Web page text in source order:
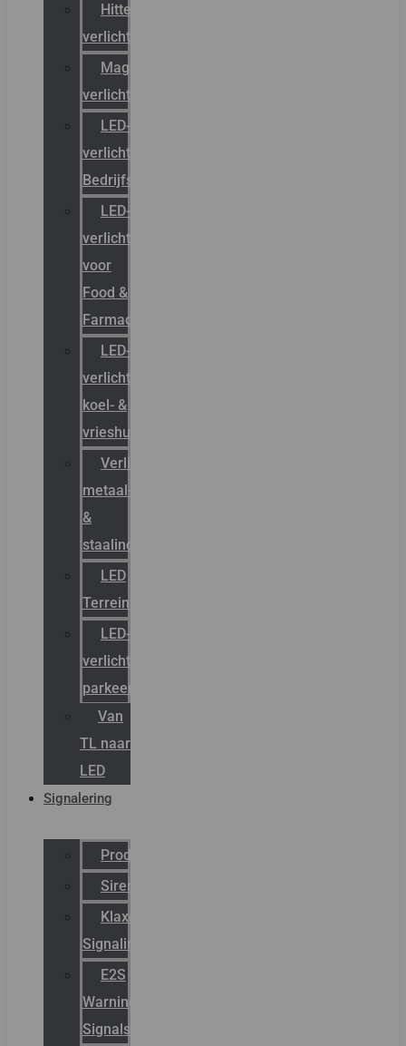
Hittebestendige
verlichting
Magazijn
verlichting
LED-
verlichting
Bedrijfshal
LED-
verlichting
voor
Food &
Farmacie
LED-
verlichting
koel- &
vrieshuizen
Verlichting
metaal-
&
staalindustrie
LED
Terreinverlichting
LED-
verlichting
parkeergarage
Van
TL naar
LED
Signalering
Productcatalogus
Sirena
Klaxon
Signaling
E2S
Warning
Signals